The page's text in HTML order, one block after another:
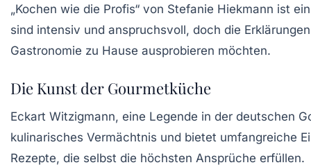
„Kochen wie die Profis“ von Stefanie Hiekmann ist
sind intensiv und anspruchsvoll, doch die
Gastronomie zu Hause ausprobieren möchten.
Die Kunst der Gourmetküche
Eckart Witzigmann, eine Legende in der deutschen
kulinarisches Vermächtnis und bietet umfangreiche
Rezepte, die selbst die höchsten Ansprüche erfüllen.